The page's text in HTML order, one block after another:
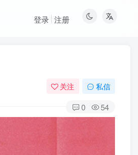
登录 注册
关注 私信
0 54